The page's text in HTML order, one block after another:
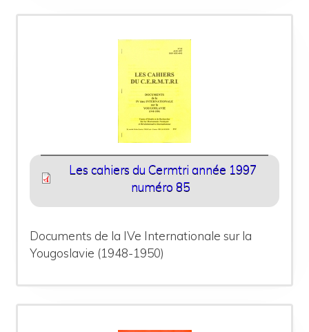
Les cahiers du Cermtri année 1997
numéro 85
Documents de la IVe Internationale sur la
Yougoslavie (1948-1950)